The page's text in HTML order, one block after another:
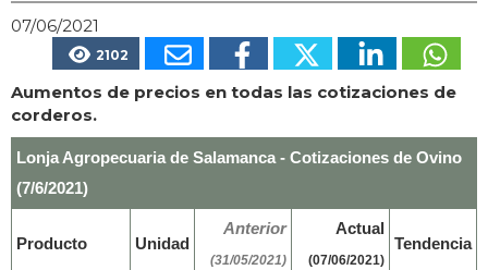
07/06/2021
2102
Aumentos de precios en todas las cotizaciones de
corderos.
Lonja Agropecuaria de Salamanca - Cotizaciones de Ovino
(7/6/2021)
Producto Unidad
Anterior
(31/05/2021)
Actual
(07/06/2021)
Tendencia